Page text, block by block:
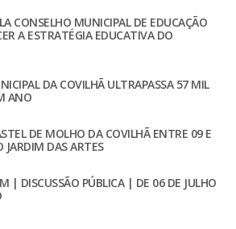
CONSELHO MUNICIPAL DE EDUCAÇÃO
A ESTRATÉGIA EDUCATIVA DO
DA COVILHÃ ULTRAPASSA 57 MIL
ANO
DE MOLHO DA COVILHÃ ENTRE 09 E
JARDIM DAS ARTES
| DISCUSSÃO PÚBLICA | DE 06 DE JULHO